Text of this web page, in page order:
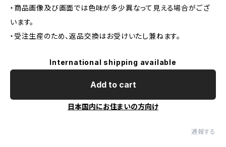
・商品画像及び画面では色味が多少異なって見える場合がござ
います。
・受注生産のため、返品交換はお受けいたし兼ねます。
International shipping available
Add to cart
日本国内にお住まいの方向け
通報する